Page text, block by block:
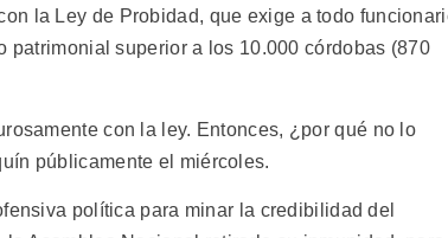
la Ley de Probidad, que exige a todo
superior a los 10.000 córdobas (870
con la ley. Entonces, ¿por qué no lo
públicamente el miércoles.
política para minar la credibilidad del